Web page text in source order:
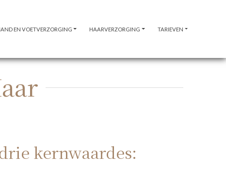
EN VOETVERZORGING HAARVERZORGING TARIEVEN
kernwaardes: